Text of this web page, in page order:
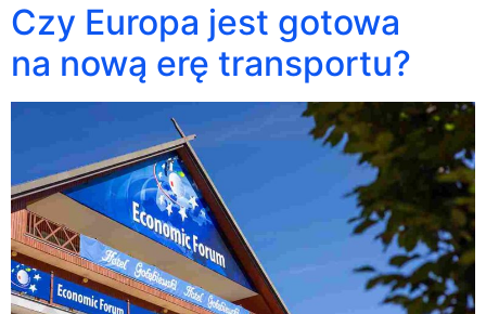
Czy Europa jest gotowa
na nową erę transportu?